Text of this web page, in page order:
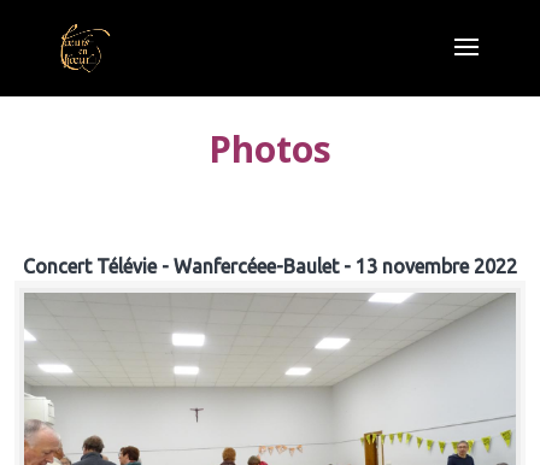
Photos
Concert Télévie - Wanfercéee-Baulet - 13 novembre 2022